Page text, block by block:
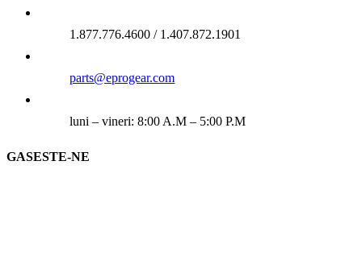
1.877.776.4600 / 1.407.872.1901
parts@eprogear.com
luni – vineri: 8:00 A.M – 5:00 P.M
GASESTE-NE